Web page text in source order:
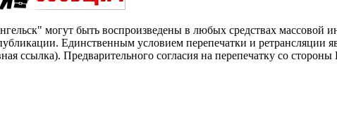
могут быть воспроизведены в любых средствах массовой
Единственным условием перепечатки и ретрансляции
ссылка). Предварительного согласия на перепечатку со